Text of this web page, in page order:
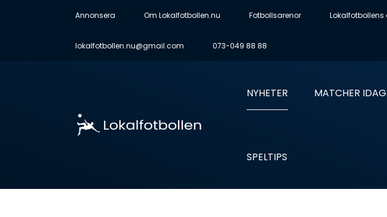
Annonsera Om Lokalfotbollen.nu Fotbollsarenor Lokalfotbollens
lokalfotbollen.nu@gmail.com 073-049 88 88
NYHETER MATCHER
SPELTIPS